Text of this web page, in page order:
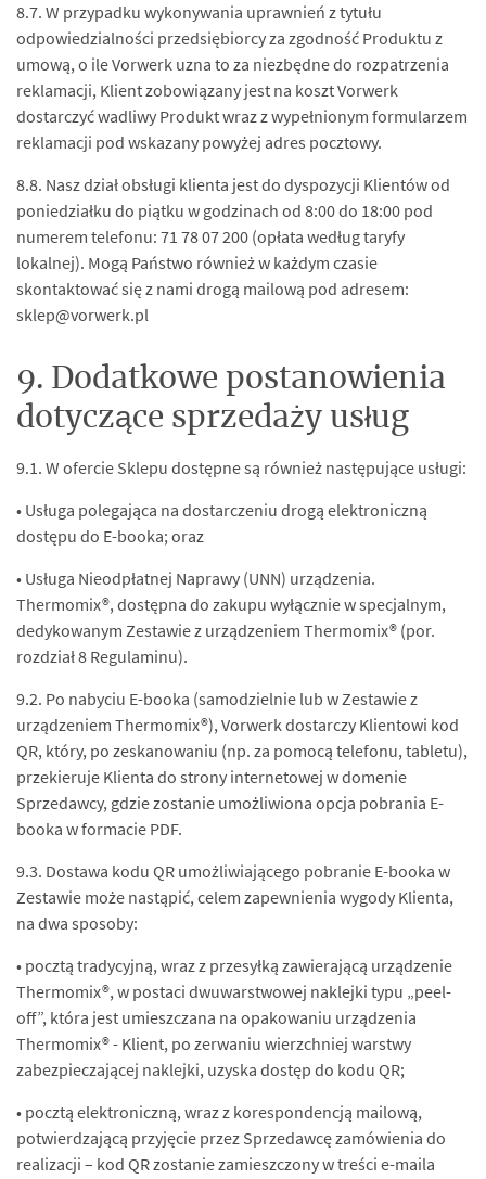
8.7. W przypadku wykonywania uprawnień z tytułu
odpowiedzialności przedsiębiorcy za zgodność Produktu z
umową, o ile Vorwerk uzna to za niezbędne do rozpatrzenia
reklamacji, Klient zobowiązany jest na koszt Vorwerk
dostarczyć wadliwy Produkt wraz z wypełnionym formularzem
reklamacji pod wskazany powyżej adres pocztowy.
8.8. Nasz dział obsługi klienta jest do dyspozycji Klientów od
poniedziałku do piątku w godzinach od 8:00 do 18:00 pod
numerem telefonu: 71 78 07 200 (opłata według taryfy
lokalnej). Mogą Państwo również w każdym czasie
skontaktować się z nami drogą mailową pod adresem:
sklep@vorwerk.pl
9. Dodatkowe postanowienia
dotyczące sprzedaży usług
9.1. W ofercie Sklepu dostępne są również następujące usługi:
• Usługa polegająca na dostarczeniu drogą elektroniczną
dostępu do E-booka; oraz
• Usługa Nieodpłatnej Naprawy (UNN) urządzenia.
Thermomix®, dostępna do zakupu wyłącznie w specjalnym,
dedykowanym Zestawie z urządzeniem Thermomix® (por.
rozdział 8 Regulaminu).
9.2. Po nabyciu E-booka (samodzielnie lub w Zestawie z
urządzeniem Thermomix®), Vorwerk dostarczy Klientowi kod
QR, który, po zeskanowaniu (np. za pomocą telefonu, tabletu),
przekieruje Klienta do strony internetowej w domenie
Sprzedawcy, gdzie zostanie umożliwiona opcja pobrania E-
booka w formacie PDF.
9.3. Dostawa kodu QR umożliwiającego pobranie E-booka w
Zestawie może nastąpić, celem zapewnienia wygody Klienta,
na dwa sposoby:
• pocztą tradycyjną, wraz z przesyłką zawierającą urządzenie
Thermomix®, w postaci dwuwarstwowej naklejki typu „peel-
off”, która jest umieszczana na opakowaniu urządzenia
Thermomix® - Klient, po zerwaniu wierzchniej warstwy
zabezpieczającej naklejki, uzyska dostęp do kodu QR;
• pocztą elektroniczną, wraz z korespondencją mailową,
potwierdzającą przyjęcie przez Sprzedawcę zamówienia do
realizacji – kod QR zostanie zamieszczony w treści e-maila